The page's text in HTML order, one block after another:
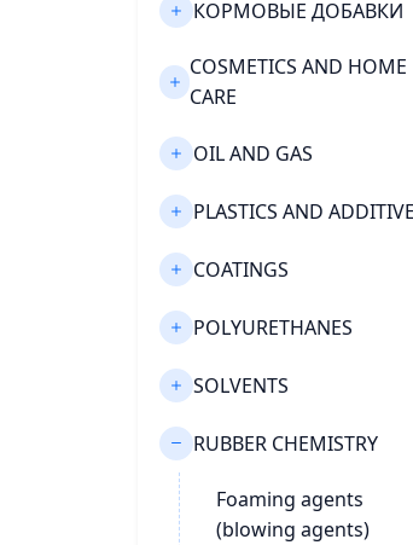
КОРМОВЫЕ ДОБАВКИ
COSMETICS AND HOME
CARE
OIL AND GAS
PLASTICS AND
COATINGS
POLYURETHANES
SOLVENTS
RUBBER CHEMISTRY
Foaming agents
(blowing agents)